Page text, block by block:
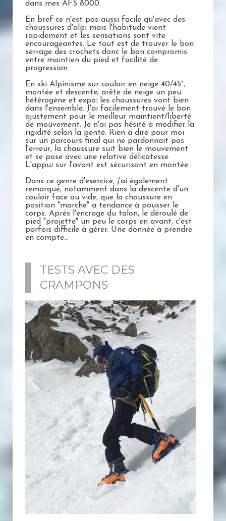
dans mes AFS 8000.
En bref ce n'est pas aussi facile qu'avec des
chaussures d'alpi mais l'habitude vient
rapidement et les sensations sont vite
encourageantes. Le tout est de trouver le bon
serrage des crochets donc le bon compromis
entre maintien du pied et facilité de
progression.
En ski Alpinisme sur couloir en neige 40/45°,
montée et descente; arête de neige un peu
hétérogène et expo: les chaussures vont bien
dans l'ensemble. J'ai facilement trouvé le bon
ajustement pour le meilleur maintient/liberté
de mouvement. Je n'ai pas hésité à modifier la
rigidité selon la pente. Rien à dire pour moi
sur un parcours final qui ne pardonnait pas
l'erreur, la chaussure suit bien le mouvement
et se pose avec une relative délicatesse.
L'appui sur l'avant est sécurisant en montée.
Dans ce genre d'exercice, j'ai également
remarqué, notamment dans la descente d'un
couloir face au vide, que la chaussure en
position "marche" a tendance à pousser le
corps. Après l'encrage du talon, le déroulé de
pied "projette" un peu le corps en avant, c'est
parfois difficile à gérer. Une donnée à prendre
en compte...
TESTS AVEC DES
CRAMPONS